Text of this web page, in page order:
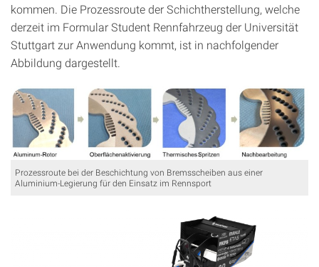
kommen. Die Prozessroute der Schichtherstellung, welche
derzeit im Formular Student Rennfahrzeug der Universität
Stuttgart zur Anwendung kommt, ist in nachfolgender
Abbildung dargestellt.
Prozessroute bei der Beschichtung von Bremsscheiben aus einer
Aluminium-Legierung für den Einsatz im Rennsport